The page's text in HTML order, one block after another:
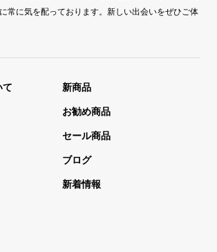
常に気を配っております。新しい出会いをぜひご体
新商品
お勧め商品
セール商品
ブログ
新着情報